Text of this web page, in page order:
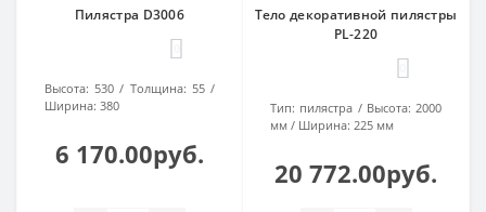
Пилястра D3006
Высота: 530 Толщина: 55
Ширина: 380
6 170.00руб.
Тело декоративной пилястры
PL-220
Тип: пилястра Высота: 2000
мм
Ширина: 225 мм
20 772.00руб.